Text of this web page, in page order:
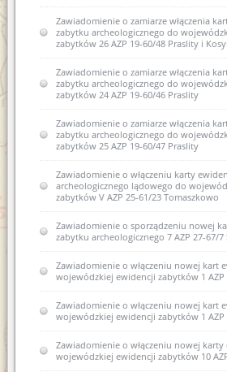
Zawiadomienie o zamiarze włączenia
zabytku archeologicznego do
zabytków 26 AZP 19-60/48 Praslity i
Zawiadomienie o zamiarze włączenia
zabytku archeologicznego do
zabytków 24 AZP 19-60/46 Praslity
Zawiadomienie o zamiarze włączenia
zabytku archeologicznego do
zabytków 25 AZP 19-60/47 Praslity
Zawiadomienie o włączeniu karty
archeologicznego lądowego do
zabytków V AZP 25-61/23 Tomaszkowo
Zawiadomienie o sporządzeniu nowej
zabytku archeologicznego 7 AZP 27-67/
Zawiadomienie o włączeniu nowej kart
wojewódzkiej ewidencji zabytków 1 AZP
Zawiadomienie o włączeniu nowej kart
wojewódzkiej ewidencji zabytków 1 AZP
Zawiadomienie o włączeniu nowej
wojewódzkiej ewidencji zabytków 10